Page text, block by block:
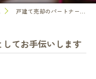
戸建て売却のパートナーとしてお手伝いします
てお手伝いします